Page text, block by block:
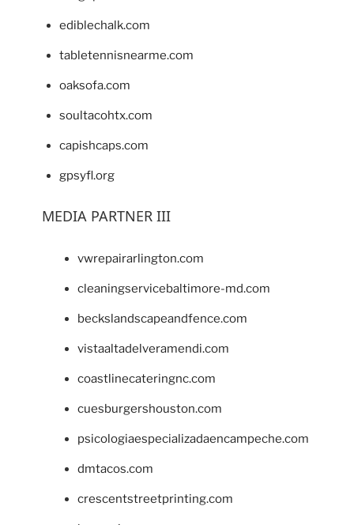
ediblechalk.com
tabletennisnearme.com
oaksofa.com
soultacohtx.com
capishcaps.com
gpsyfl.org
MEDIA PARTNER III
vwrepairarlington.com
cleaningservicebaltimore-md.com
beckslandscapeandfence.com
vistaaltadelveramendi.com
coastlinecateringnc.com
cuesburgershouston.com
psicologiaespecializadaencampeche.com
dmtacos.com
crescentstreetprinting.com